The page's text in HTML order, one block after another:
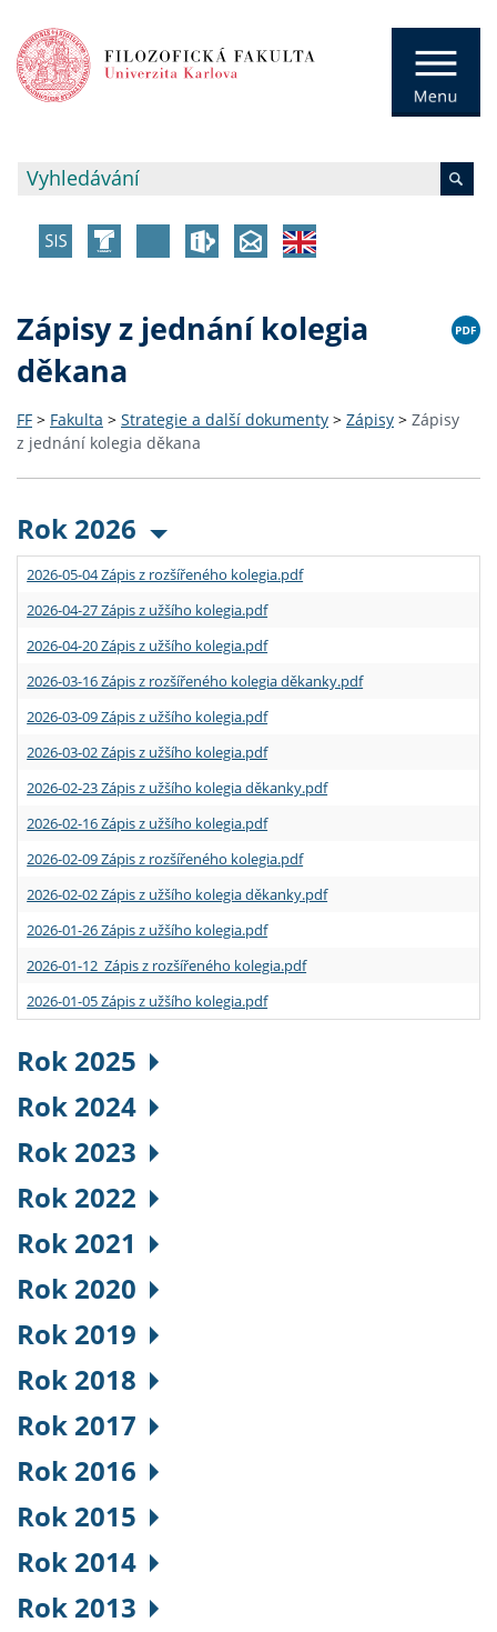
Zápisy z jednání kolegia
děkana
FF > Fakulta > Strategie a další dokumenty > Zápisy > Zápisy
z jednání kolegia děkana
Rok 2026
2026-05-04 Zápis z rozšířeného kolegia.pdf
2026-04-27 Zápis z užšího kolegia.pdf
2026-04-20 Zápis z užšího kolegia.pdf
2026-03-16 Zápis z rozšířeného kolegia děkanky.pdf
2026-03-09 Zápis z užšího kolegia.pdf
2026-03-02 Zápis z užšího kolegia.pdf
2026-02-23 Zápis z užšího kolegia děkanky.pdf
2026-02-16 Zápis z užšího kolegia.pdf
2026-02-09 Zápis z rozšířeného kolegia.pdf
2026-02-02 Zápis z užšího kolegia děkanky.pdf
2026-01-26 Zápis z užšího kolegia.pdf
2026-01-12 Zápis z rozšířeného kolegia.pdf
2026-01-05 Zápis z užšího kolegia.pdf
Rok 2025
Rok 2024
Rok 2023
Rok 2022
Rok 2021
Rok 2020
Rok 2019
Rok 2018
Rok 2017
Rok 2016
Rok 2015
Rok 2014
Rok 2013